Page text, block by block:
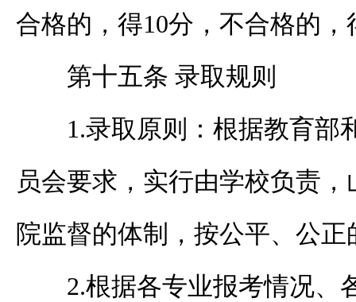
合格的，得10分，不合格的，
第十五条 录取规则
1.录取原则：根据教育部
员会要求，实行由学校负责
院监督的体制，按公平、公
2.根据各专业报考情况、